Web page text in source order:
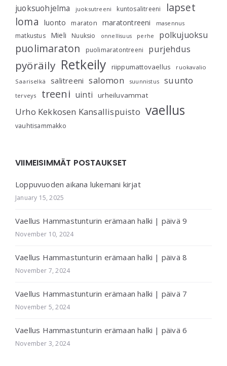
juoksuohjelma juoksutreeni kuntosalitreeni
lapset
loma
luonto maraton maratontreeni masennus
matkustus Mieli Nuuksio onnellisuus perhe polkujuoksu
puolimaraton puolimaratontreeni purjehdus
pyöräily Retkeily riippumattovaellus
ruokavalio
Saariselkä
salitreeni salomon suunnistus suunto
terveys treeni uinti urheiluvammat
Urho Kekkosen Kansallispuisto vaellus
vauhtisammakko
VIIMEISIMMÄT POSTAUKSET
Loppuvuoden aikana lukemani kirjat
January 15, 2025
Vaellus Hammastunturin erämaan halki | päivä 9
November 10, 2024
Vaellus Hammastunturin erämaan halki | päivä 8
November 7, 2024
Vaellus Hammastunturin erämaan halki | päivä 7
November 5, 2024
Vaellus Hammastunturin erämaan halki | päivä 6
November 3, 2024